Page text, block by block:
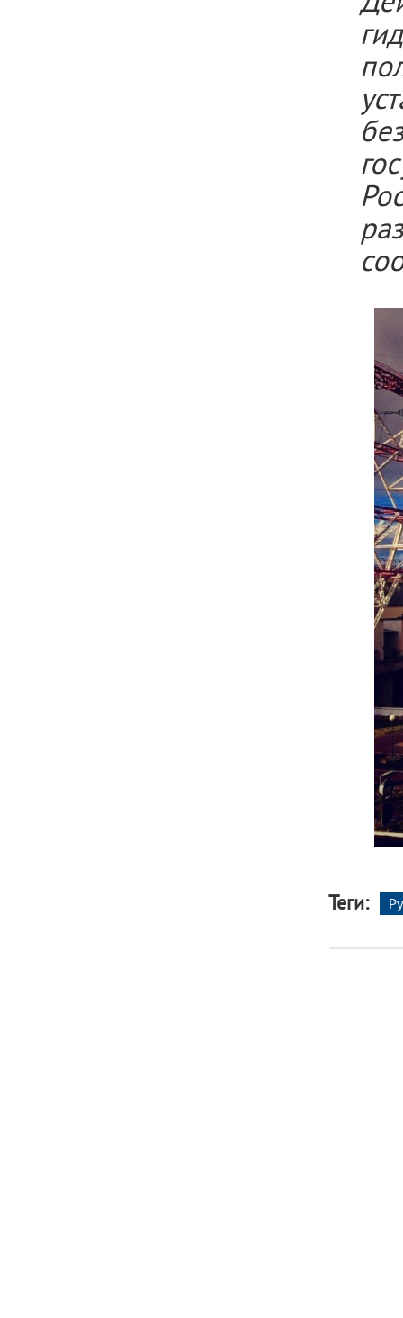
Теги: